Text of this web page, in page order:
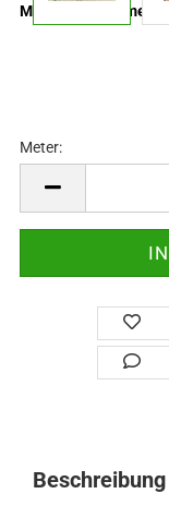
Mindestbestellmenge:
Meter:
Beschreibung